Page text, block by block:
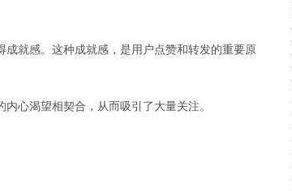
就感。这种成就感，是用户点赞和转发的重要原
心渴望相契合，从而吸引了大量关注。